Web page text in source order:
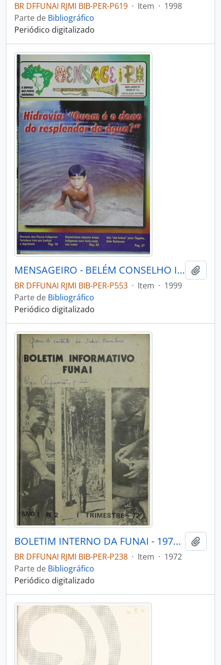
BR DFFUNAI RJMI BIB-PER-P619 · Item · 1998
Parte de Bibliográfico
Periódico digitalizado
MENSAGEIRO - BELÉM CONSELHO INDIGENISTA MISSIONÁRIO - 1999 - Nº116
BR DFFUNAI RJMI BIB-PER-P553 · Item · 1999
Parte de Bibliográfico
Periódico digitalizado
BOLETIM INTERNO DA FUNAI - 1972 - Nº02
BR DFFUNAI RJMI BIB-PER-P238 · Item · 1972
Parte de Bibliográfico
Periódico digitalizado